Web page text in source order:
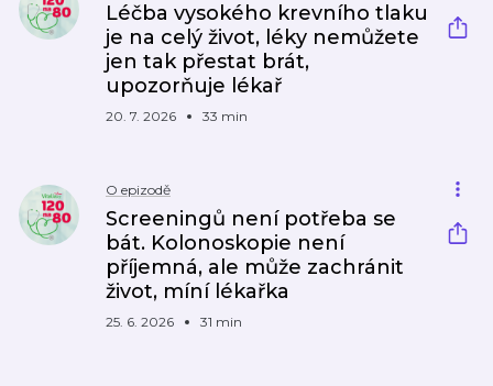
Léčba vysokého krevního tlaku
je na celý život, léky nemůžete
jen tak přestat brát,
upozorňuje lékař
20. 7. 2026 33 min
O epizodě
Screeningů není potřeba se
bát. Kolonoskopie není
příjemná, ale může zachránit
život, míní lékařka
25. 6. 2026 31 min